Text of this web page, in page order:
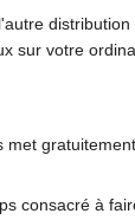
sur votre
consacré à